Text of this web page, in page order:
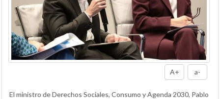
A+ a-
El ministro de Derechos Sociales, Consumo y Agenda 2030, Pablo